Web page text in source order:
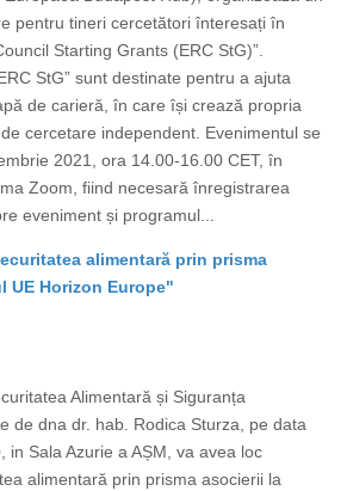
pentru tineri cercetători înteresați în
Starting Grants (ERC StG)”.
StG” sunt destinate pentru a ajuta
de carieră, în care își crează propria
cercetare independent. Evenimentul se
2021, ora 14.00-16.00 CET, în
Zoom, fiind necesară înregistrarea
eveniment și programul...
alimentară prin prisma
UE Horizon Europe"
Alimentară și Siguranța
de dna dr. hab. Rodica Sturza, pe data
in Sala Azurie a AȘM, va avea loc
alimentară prin prisma asocierii la